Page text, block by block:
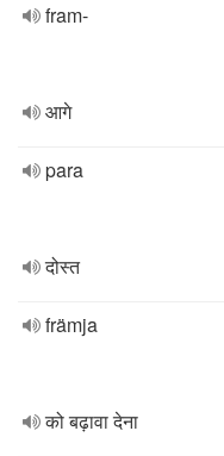
fram-
आगे
para
दोस्त
främja
को बढ़ावा देना